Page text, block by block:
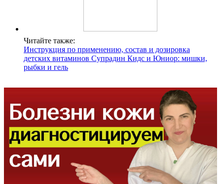
Читайте также:
Инструкция по применению, состав и дозировка
детских витаминов Супрадин Кидс и Юниор: мишки,
рыбки и гель